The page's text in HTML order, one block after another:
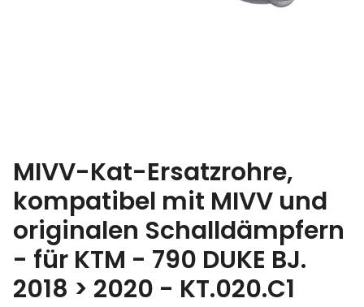
MIVV-Kat-Ersatzrohre,
kompatibel mit MIVV und
originalen Schalldämpfern
- für KTM - 790 DUKE BJ.
2018 > 2020 - KT.020.C1